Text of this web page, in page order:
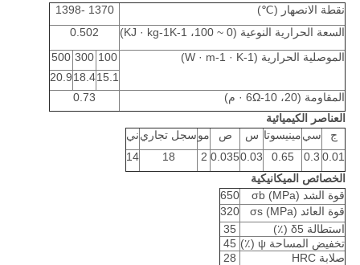
نقطة الانصهار (℃)
1370 -1398
السعة الحرارية النوعية (0 ~ 100، KJ · kg-1K-1)
0.502
الموصلية الحرارية (W · m-1 · K-1)
100
300
500
15.1
18.4
20.9
المقاومة (20، 10-6Ω · م)
0.73
العناصر الكيميائية
ج
سيمينيسوتا س ص موسجل تجاريني
0.01
0.3
0.65
0.03
0.035
2
18
14
الخصائص الميكانيكية
قوة الشد σb (MPa)
650
قوة العائد σs (MPa)
320
استطالة δ5 (٪)
35
تخفيض المساحة ψ (٪)
45
صلابة HRC
28